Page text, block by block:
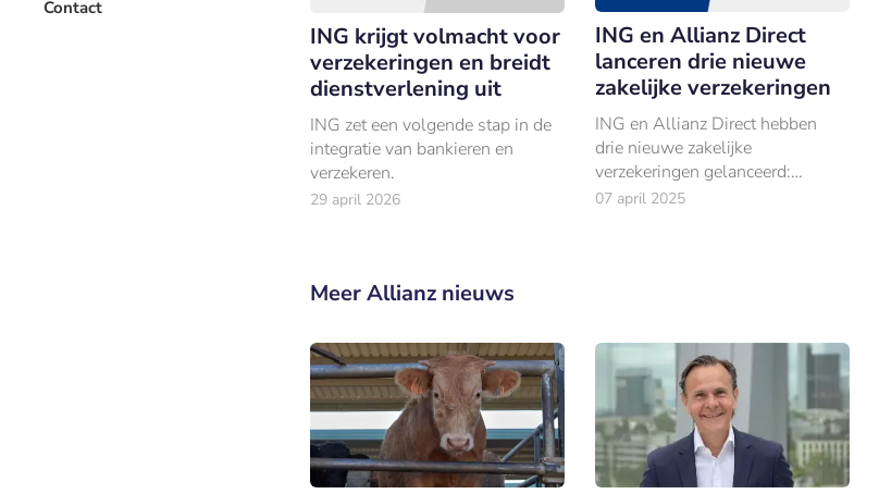
Contact
ING krijgt volmacht voor
verzekeringen en breidt
dienstverlening uit
ING zet een volgende stap in de
integratie van bankieren en
verzekeren.
29 april 2026
ING en Allianz Direct
lanceren drie nieuwe
zakelijke verzekeringen
ING en Allianz Direct hebben
drie nieuwe zakelijke
verzekeringen gelanceerd:
rechtsbijstand, bedrijfsgebouw
07 april 2025
Meer Allianz nieuws